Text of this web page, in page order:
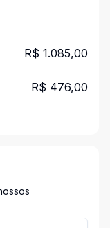
R$ 1.085,00
R$ 476,00